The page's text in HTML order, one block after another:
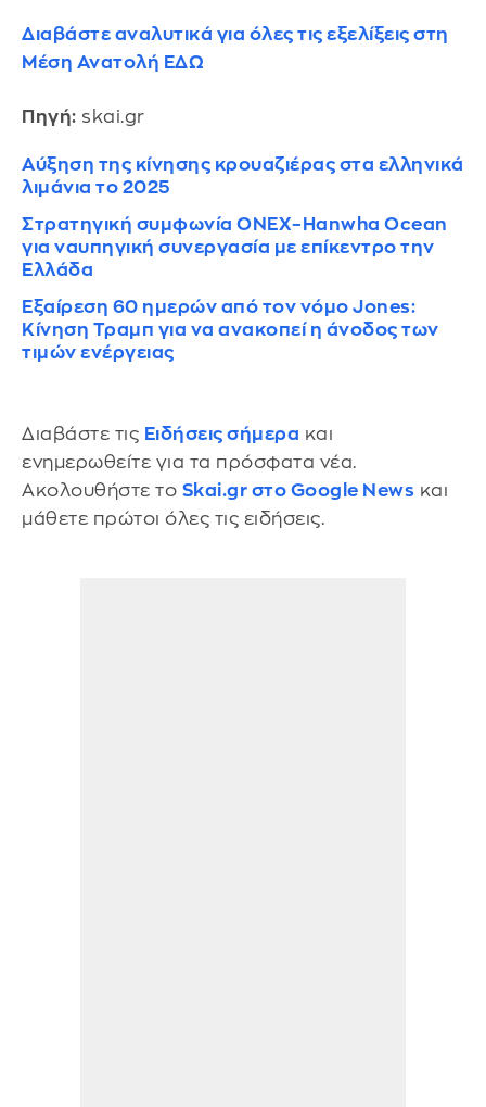
Διαβάστε αναλυτικά για όλες τις εξελίξεις στη
Μέση Ανατολή ΕΔΩ
Πηγή: skai.gr
Αύξηση της κίνησης κρουαζιέρας στα ελληνικά
λιμάνια το 2025
Στρατηγική συμφωνία ONEX–Hanwha Ocean
για ναυπηγική συνεργασία με επίκεντρο την
Ελλάδα
Εξαίρεση 60 ημερών από τον νόμο Jones:
Κίνηση Τραμπ για να ανακοπεί η άνοδος των
τιμών ενέργειας
Διαβάστε τις Ειδήσεις σήμερα και
ενημερωθείτε για τα πρόσφατα νέα.
Ακολουθήστε το Skai.gr στο Google News και
μάθετε πρώτοι όλες τις ειδήσεις.